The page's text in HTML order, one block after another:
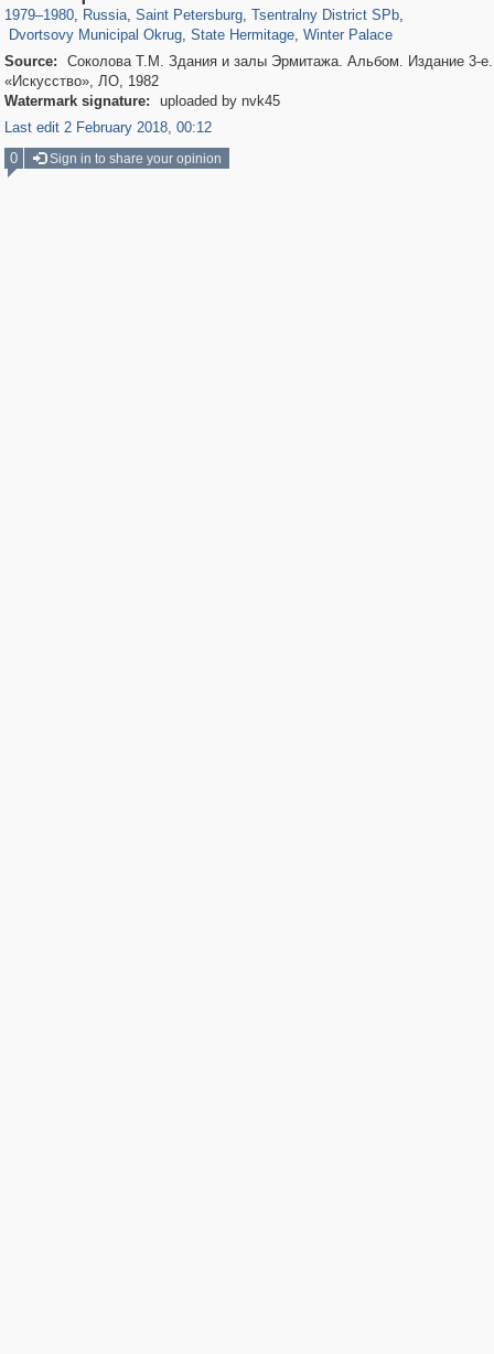
1979–1980, Russia, Saint Petersburg, Tsentralny District SPb,
Dvortsovy Municipal Okrug
22,587 1,098
, State Hermitage
839 248
, Winter Palace
490 155
Source:
Соколова Т.М. Здания и залы Эрмитажа. Альбом. Издание 3-
«Искусство», ЛО, 1982
Watermark signature:
uploaded by nvk45
Last edit 2 February 2018, 00:12
0
Sign in to share your opinion